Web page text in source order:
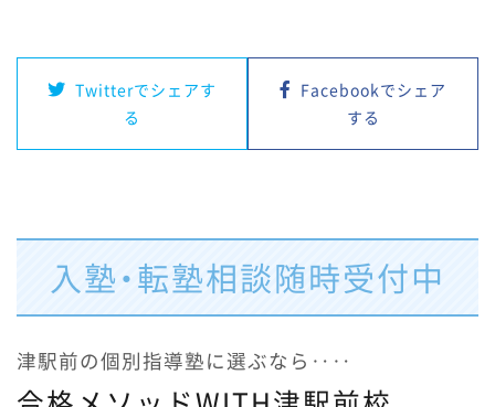
Twitterでシェアす
る
Facebookでシェア
する
入塾・転塾相談随時受付中
津駅前の個別指導塾に選ぶなら‥‥